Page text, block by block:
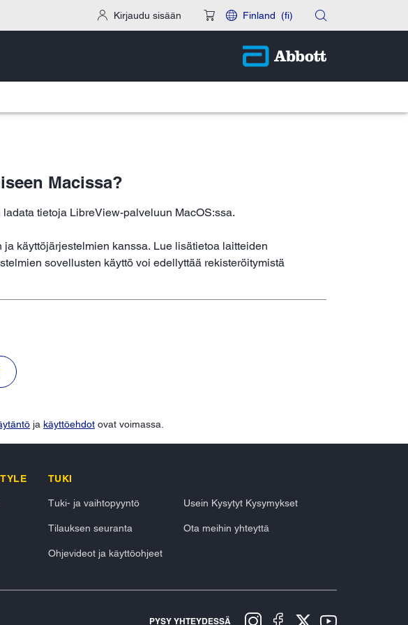
Kirjaudu sisään Finland (fi)
Macissa?
tietoja LibreView-palveluun MacOS:ssa.
käyttöjärjestelmien kanssa. Lue lisätietoa laitteiden
sovellusten käyttö voi edellyttää rekisteröitymistä
ja käyttöehdot ovat voimassa.
TUKI
Tuki- ja vaihtopyyntö
Tilauksen seuranta
Ohjevideot ja käyttöohjeet
Usein Kysytyt Kysymykset
Ota meihin yhteyttä
PYSY YHTEYDESSÄ